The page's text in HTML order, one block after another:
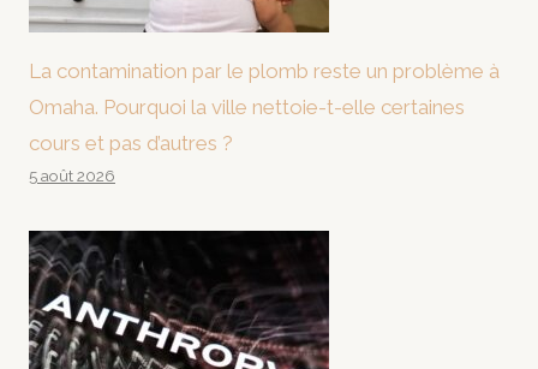
La contamination par le plomb reste un problème à
Omaha. Pourquoi la ville nettoie-t-elle certaines
cours et pas d’autres ?
5 août 2026